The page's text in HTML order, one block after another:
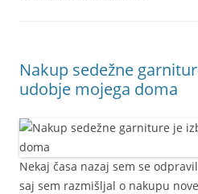
Nakup sedežne
udobje mojega doma
Nekaj časa nazaj sem se
saj sem razmišljal o nakupu